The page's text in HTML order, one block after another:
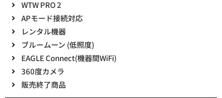
WTW PRO 2
APモード接続対応
レンタル機器
ブルームーン (低照度)
EAGLE Connect(機器間WiFi)
360度カメラ
販売終了商品